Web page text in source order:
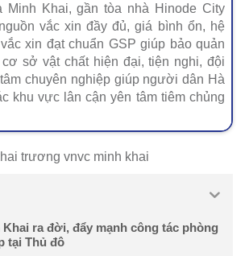
Khai, gần tòa nhà Hinode City
vắc xin đầy đủ, giá bình ổn, hệ
xin đạt chuẩn GSP giúp bảo quản
sở vật chất hiện đại, tiện nghi, đội
chuyên nghiệp giúp người dân Hà
khu vực lân cận yên tâm tiêm chủng
Khai ra đời, đẩy mạnh công tác phòng
tại Thủ đô